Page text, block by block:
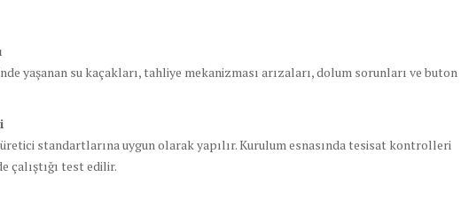
yaşanan su kaçakları, tahliye mekanizması arızaları, dolum sorunları ve buton
standartlarına uygun olarak yapılır. Kurulum esnasında tesisat kontrolleri
çalıştığı test edilir.